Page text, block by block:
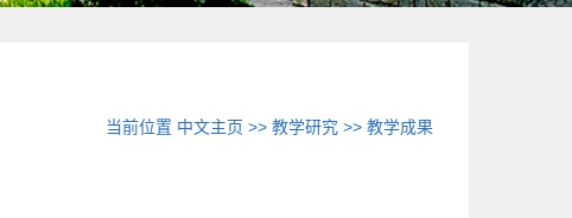
当前位置 中文主页 >>教学研究 >>教学成果